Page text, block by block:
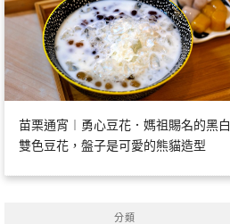
苗栗通宵︱勇心豆花．媽祖賜名的黑白
雙色豆花，盤子是可愛的熊貓造型
分類